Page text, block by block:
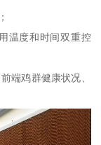
温度和时间双重控
端鸡群健康状况、